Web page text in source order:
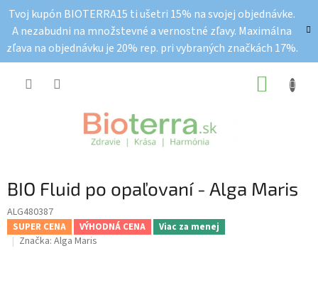
obsah
Tvoj kupón BIOTERRA15 ti ušetri 15% na svojej objednávke.
A nezabudni na množstevné a vernostné zľavy. Maximálna
zľava na objednávku je 20% rep. pri vybraných značkách 17%.
BIO Fluid po opaľovaní - Alga Maris
ALG480387
SUPER CENA VÝHODNÁ CENA Viac za menej
Značka: Alga Maris